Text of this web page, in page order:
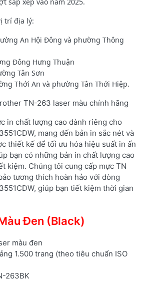
trí địa lý:
An Hội Đông và phường Thông
Đông Hưng Thuận
Tân Sơn
Thới An và phường Tân Thới Hiệp.
TN-263 laser màu chính hãng
in chất lượng cao dành riêng cho
mang đến bản in sắc nét và
thiết kế để tối ưu hóa hiệu suất in ấn
bạn có những bản in chất lượng cao
kiệm. Chúng tôi cung cấp mực TN
tương thích hoàn hảo với dòng
giúp bạn tiết kiệm thời gian
Đen (Black)
màu đen
1.500 trang (theo tiêu chuẩn ISO
263BK